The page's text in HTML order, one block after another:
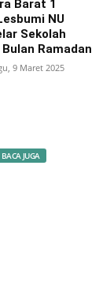
Barat 1
NU
Sekolah
Ramadan
9 Maret 2025
BACA JUGA